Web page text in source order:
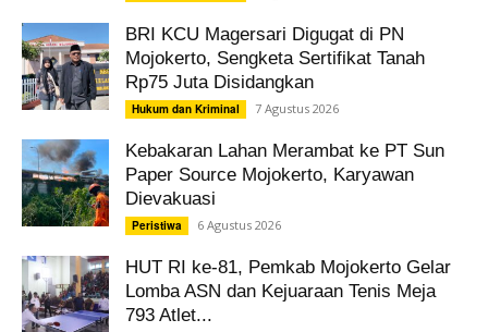
BRI KCU Magersari Digugat di PN
Mojokerto, Sengketa Sertifikat Tanah
Rp75 Juta Disidangkan
Hukum dan Kriminal 7 Agustus 2026
Kebakaran Lahan Merambat ke PT Sun
Paper Source Mojokerto, Karyawan
Dievakuasi
Peristiwa 6 Agustus 2026
HUT RI ke-81, Pemkab Mojokerto Gelar
Lomba ASN dan Kejuaraan Tenis Meja
793 Atlet...